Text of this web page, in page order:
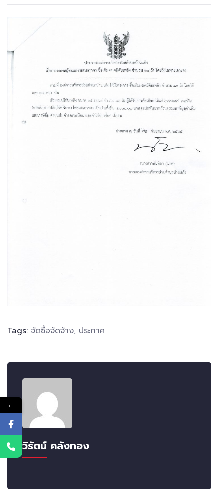
Tags: จัดซื้อจัดจ้าง, ประกาศ
วิรัตน์ คลังทอง
←